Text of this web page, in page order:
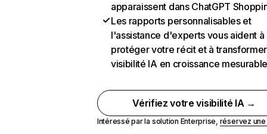
apparaissent dans ChatGPT
Les rapports personnalisables et
l'assistance d'experts vous aident à
protéger votre récit et à
visibilité IA en croissance
Vérifiez votre visibilité IA →
Intéressé par la solution Enterprise, réservez